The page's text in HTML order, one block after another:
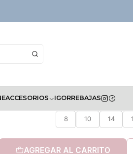
ACCESORIOS IGORREBAJAS
8
10 14
AGREGAR AL CARRITO